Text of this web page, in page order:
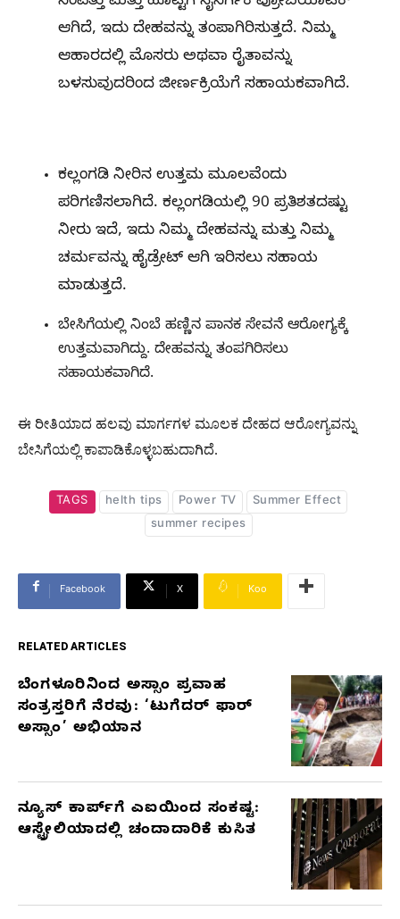
ಆಗಿದೆ, ಇದು ದೇಹವನ್ನು ತಂಪಾಗಿರಿಸುತ್ತದೆ. ನಿಮ್ಮ
ಆಹಾರದಲ್ಲಿ ಮೊಸರು ಅಥವಾ ರೈತಾವನ್ನು
ಬಳಸುವುದರಿಂದ ಜೀರ್ಣಕ್ರಿಯೆಗೆ ಸಹಾಯಕವಾಗಿದೆ.
ಕಲ್ಲಂಗಡಿ ನೀರಿನ ಉತ್ತಮ ಮೂಲವೆಂದು
ಪರಿಗಣಿಸಲಾಗಿದೆ. ಕಲ್ಲಂಗಡಿಯಲ್ಲಿ 90 ಪ್ರತಿಶತದಷ್ಟು
ನೀರು ಇದೆ, ಇದು ನಿಮ್ಮ ದೇಹವನ್ನು ಮತ್ತು ನಿಮ್ಮ
ಚರ್ಮವನ್ನು ಹೈಡ್ರೇಟ್ ಆಗಿ ಇರಿಸಲು ಸಹಾಯ
ಮಾಡುತ್ತದೆ.
ಬೇಸಿಗೆಯಲ್ಲಿ ನಿಂಬೆ ಹಣ್ಣಿನ ಪಾನಕ ಸೇವನೆ ಆರೋಗ್ಯಕ್ಕೆ
ಉತ್ತಮವಾಗಿದ್ದು. ದೇಹವನ್ನು ತಂಪಗಿರಿಸಲು
ಸಹಾಯಕವಾಗಿದೆ.
ಈ ರೀತಿಯಾದ ಹಲವು ಮಾರ್ಗಗಳ ಮೂಲಕ ದೇಹದ ಆರೋಗ್ಯವನ್ನು
ಬೇಸಿಗೆಯಲ್ಲಿ ಕಾಪಾಡಿಕೊಳ್ಳಬಹುದಾಗಿದೆ.
TAGS helth tips Power TV
Summer Effect
summer recipes
Facebook X Koo
RELATED ARTICLES
RELATED
ARTICLES
ಬೆಂಗಳೂರಿನಿಂದ ಅಸ್ಸಾಂ ಪ್ರವಾಹ
ಸಂತ್ರಸ್ತರಿಗೆ ನೆರವು: ‘ಟುಗೆದರ್ ಫಾರ್
ಅಸ್ಸಾಂ’ ಅಭಿಯಾನ
ನ್ಯೂಸ್ ಕಾರ್ಪ್‌ಗೆ ಎಐಯಿಂದ ಸಂಕಷ್ಟ:
ಆಸ್ಟ್ರೇಲಿಯಾದಲ್ಲಿ ಚಂದಾದಾರಿಕೆ ಕುಸಿತ